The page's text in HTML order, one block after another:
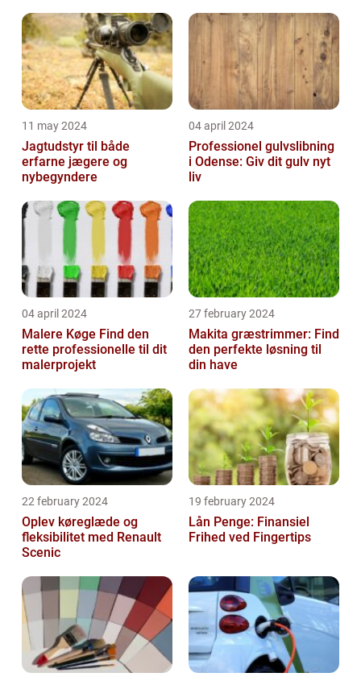
11 may 2024
Jagtudstyr til både
erfarne jægere og
nybegyndere
04 april 2024
Professionel gulvslibning
i Odense: Giv dit gulv nyt
liv
04 april 2024
Malere Køge Find den
rette professionelle til dit
malerprojekt
27 february 2024
Makita græstrimmer: Find
den perfekte løsning til
din have
22 february 2024
Oplev køreglæde og
fleksibilitet med Renault
Scenic
19 february 2024
Lån Penge: Finansiel
Frihed ved Fingertips